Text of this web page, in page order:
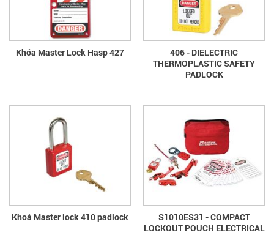
Khóa Master Lock Hasp 427
406 - DIELECTRIC
THERMOPLASTIC SAFETY
PADLOCK
Khoá Master lock 410 padlock
S1010ES31 - COMPACT
LOCKOUT POUCH ELECTRICAL